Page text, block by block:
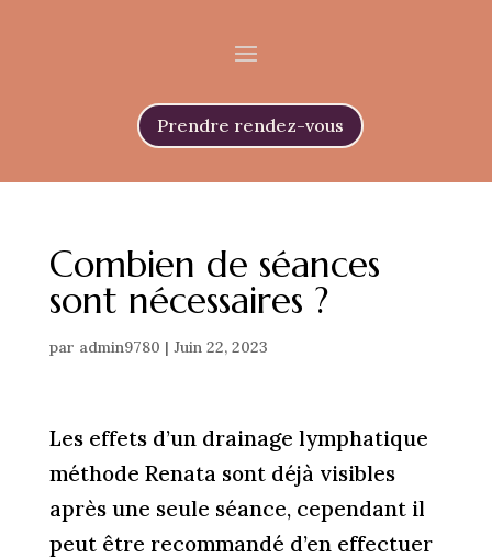
Prendre rendez-vous
Combien de séances
sont nécessaires ?
par admin9780 | Juin 22, 2023
Les effets d’un drainage lymphatique
méthode Renata sont déjà visibles
après une seule séance, cependant il
peut être recommandé d’en effectuer